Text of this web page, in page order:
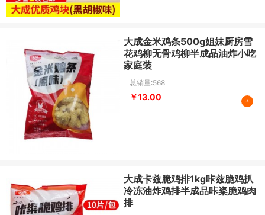
大成金米鸡条500g姐妹厨房雪
花鸡柳无骨鸡柳半成品油炸小吃
家庭装
总销量:568
￥13.00 +
大成卡兹脆鸡排1kg咔兹脆鸡扒
冷冻油炸鸡排半成品咔粢脆鸡肉
排